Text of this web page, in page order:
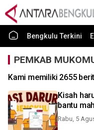
Bengkulu Terkini
PEMKAB
Kami memiliki 2655
Kisah
bantu
Rabu, 5